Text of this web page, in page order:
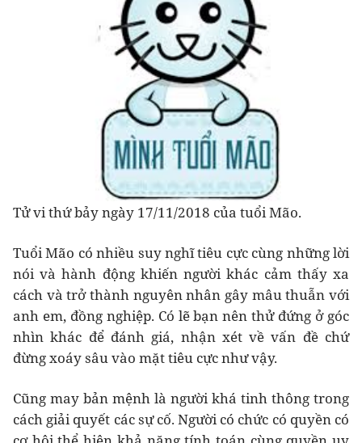
Tử vi thứ bảy ngày 17/11/2018 của tuổi Mão.
Tuổi Mão có nhiều suy nghĩ tiêu cực cùng những lời
nói và hành động khiến người khác cảm thấy xa
cách và trở thành nguyên nhân gây mâu thuẫn với
anh em, đồng nghiệp. Có lẽ bạn nên thử đứng ở góc
nhìn khác để đánh giá, nhận xét về vấn đề chứ
đừng xoáy sâu vào mặt tiêu cực như vậy.
Cũng may bản mệnh là người khá tinh thông trong
cách giải quyết các sự cố. Người có chức có quyền có